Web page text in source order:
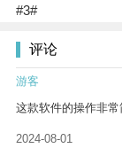
#3#
评论
游客
这款软件的操作非常
2024-08-01